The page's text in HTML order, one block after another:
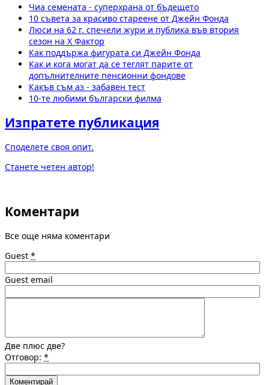
Чиа семената - суперхрана от бъдещето
10 съвета за красиво стареене от Джейн Фонда
Люси на 62 г. спечели жури и публика във втория
сезон на X Фактор
Как поддържа фигурата си Джейн Фонда
Как и кога могат да се теглят парите от
допълнителните пенсионни фондове
Какъв съм аз - забавен тест
10-те любими български филма
Изпратете публикация
Споделете своя опит.
Станете четен автор!
Коментари
Все още няма коментари
Guest *
Guest email
Две плюс две?
Отговор: *